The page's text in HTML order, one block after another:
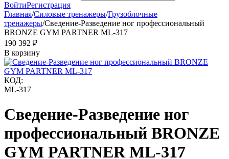
ВойтиРегистрация
Главная/Силовые тренажеры/Грузоблочные
тренажеры/Сведение-Разведение ног профессиональный
BRONZE GYM PARTNER ML-317
190 392 ₽
В корзину
КОД:
ML-317
Сведение-Разведение ног
профессиональный BRONZE
GYM PARTNER ML-317